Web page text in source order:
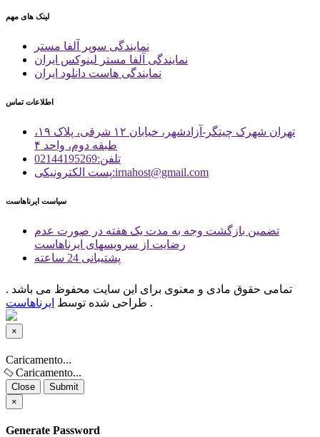
لینک های مهم
نمایندگی سوپر آلفا مستر
نمایندگی آلفا مستر لینوکس ایران
نمایندگی هاست دانلود ایران
اطلاعات تماس
تهران شهرک چیتگر-آزادشهر، خیابان ۱۲ شرقی، پلاک ۱۹،
طبقه دوم، واحد ۴
تلفن:02144195269
پست الكترونیكی:irnahost@gmail.com
سیاست ایرناهاست
تضمین بازگشت وجه به مدت یک هفته در صورت عدم
رضایت از سرویسهای ایرناهاست
پشتیبانی 24 ساعته
تمامی حقوق مادی و معنوی برای این سایت محفوظ می باشد .
طراحی شده توسط ایرناهاست .
×
Close
Caricamento...
Caricamento...
Close
Submit
×
Generate Password